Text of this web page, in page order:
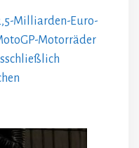
Milliarden-Euro-
Motorräder